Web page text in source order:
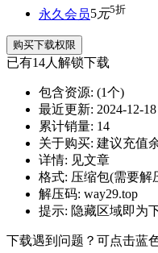
永久会员5元5折
购买下载权限
已有14人解锁下载
包含资源: (1个)
最近更新: 2024-12-18
累计销量: 14
关于购买: 建议充值
详情: 见文章
格式: 压缩包(需要解
解压码: way29.top
提示: 隐藏区域即为
下载遇到问题？可点击蓝